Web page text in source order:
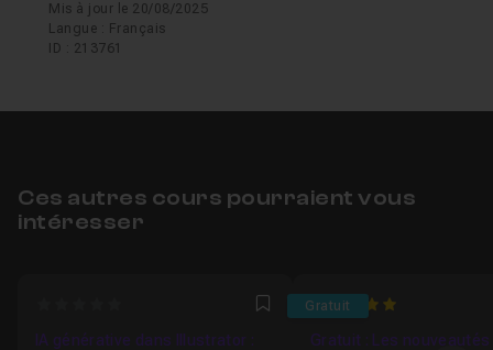
Mis à jour le 20/08/2025
Langue : Français
ID : 213761
Ces autres cours pourraient vous
intéresser
Favori
IA générative dans Illustrator :
Gratuit
5
Gratuit : Les nouveautés